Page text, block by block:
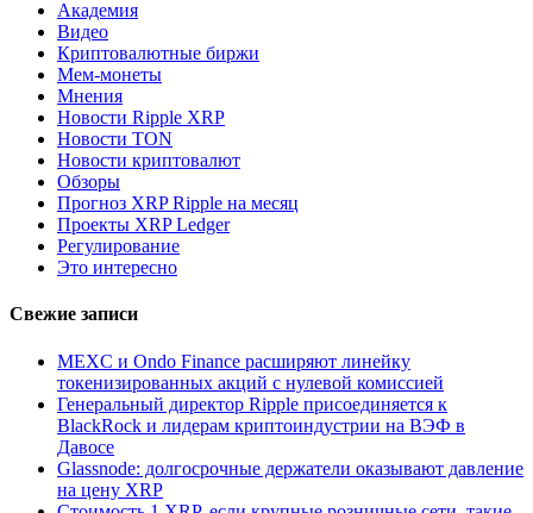
Академия
Видео
Криптовалютные биржи
Мем-монеты
Мнения
Новости Ripple XRP
Новости TON
Новости криптовалют
Обзоры
Прогноз XRP Ripple на месяц
Проекты XRP Ledger
Регулирование
Это интересно
Свежие записи
MEXC и Ondo Finance расширяют линейку
токенизированных акций с нулевой комиссией
Генеральный директор Ripple присоединяется к
BlackRock и лидерам криптоиндустрии на ВЭФ в
Давосе
Glassnode: долгосрочные держатели оказывают давление
на цену XRP